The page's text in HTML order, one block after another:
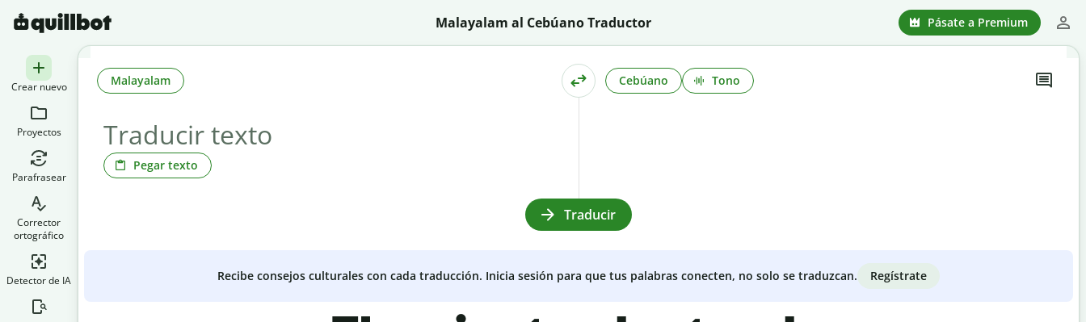
Malayalam al Cebúano Traductor Pásate a Premium
Crear nuevo
Proyectos
Parafrasear
Corrector
ortográfico
Detector de IA
Pegar texto
Malayalam Cebúano Tono
Traducir
Recibe consejos culturales con cada traducción. Inicia sesión para que tus palabras conecten, no solo se traduzcan. Regístrate